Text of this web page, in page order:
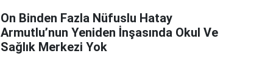
On Binden Fazla Nüfuslu Hatay
Armutlu’nun Yeniden İnşasında Okul Ve
Sağlık Merkezi Yok